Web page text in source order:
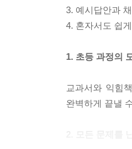
3. 예시답안과
4. 혼자서도 쉽
1. 초등 과정의
교과서와 익힘
완벽하게 끝낼